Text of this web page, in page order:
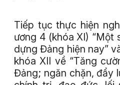
Tiếp tục thực hiện
ương 4 (khóa XI)
dựng Đảng hiện nay”
khóa XII về “Tăng
Đảng; ngăn chặn, đẩy